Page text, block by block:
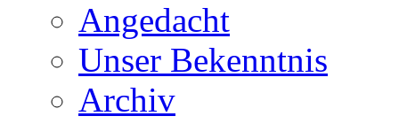
Angedacht
Unser Bekenntnis
Archiv